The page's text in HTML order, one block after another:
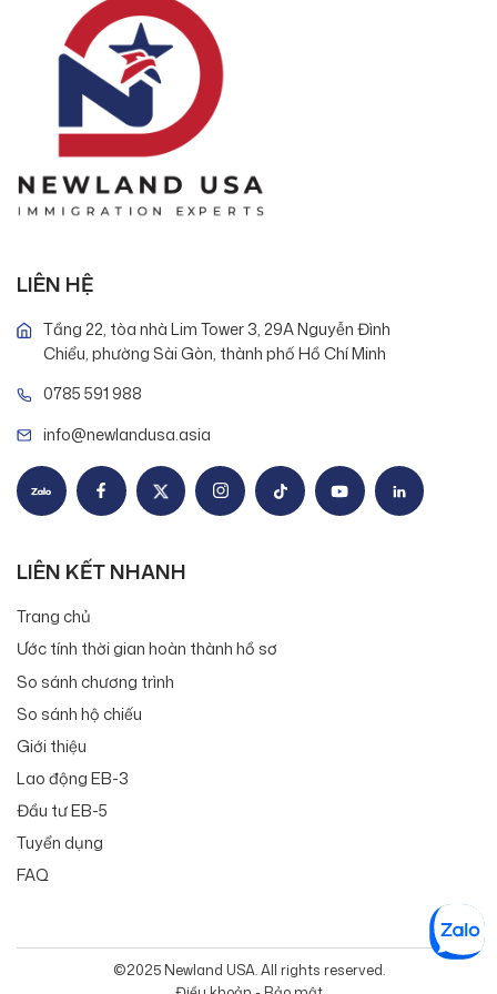
LIÊN HỆ
Tầng 22, tòa nhà Lim Tower 3, 29A Nguyễn Đình
Chiểu, phường Sài Gòn, thành phố Hồ Chí Minh
0785 591 988
info@newlandusa.asia
LIÊN KẾT NHANH
Trang chủ
Ước tính thời gian hoàn thành hồ sơ
So sánh chương trình
So sánh hộ chiếu
Giới thiệu
Lao động EB-3
Đầu tư EB-5
Tuyển dụng
FAQ
©2025 Newland USA. All rights reserved.